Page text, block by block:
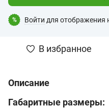
% Войти для отображения
В избранное
Описание
Габаритные размеры: